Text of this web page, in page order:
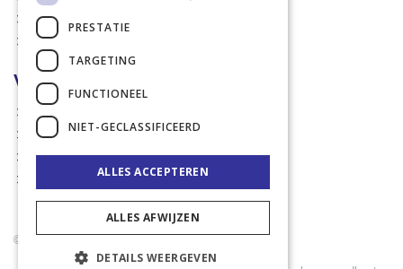
Verzendkosten
Retouren
Voorwaarden
Disclaimer
Privacy policy & Cookies
Algemene voorwaarden
Garantie en klachten
© 2021 Rademaker Mechelen B.V. - Sinds 2005
PRESTATIE
TARGETING
FUNCTIONEEL
NIET-GECLASSIFICEERD
ALLES ACCEPTEREN
ALLES AFWIJZEN
DETAILS WEERGEVEN